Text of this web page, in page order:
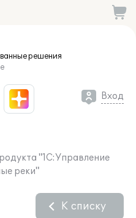
решения
Вход
"1С:Управление
реки"
К списку